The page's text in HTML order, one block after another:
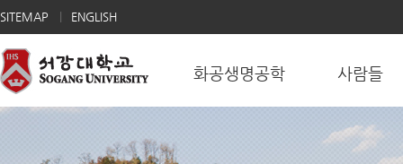
SITEMAP ENGLISH
화공생명공학 사람들